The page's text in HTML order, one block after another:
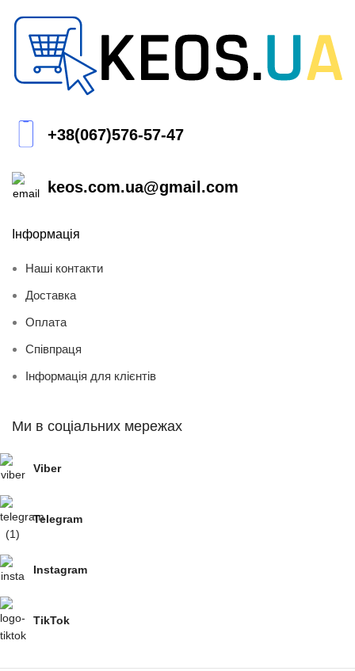
+38(067)576-57-47
keos.com.ua@gmail.com
Інформація
Наші контакти
Доставка
Оплата
Співпраця
Інформація для клієнтів
Ми в соціальних мережах
Viber
Telegram
Instagram
TikTok